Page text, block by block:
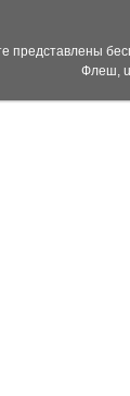
представлены
Флеш,